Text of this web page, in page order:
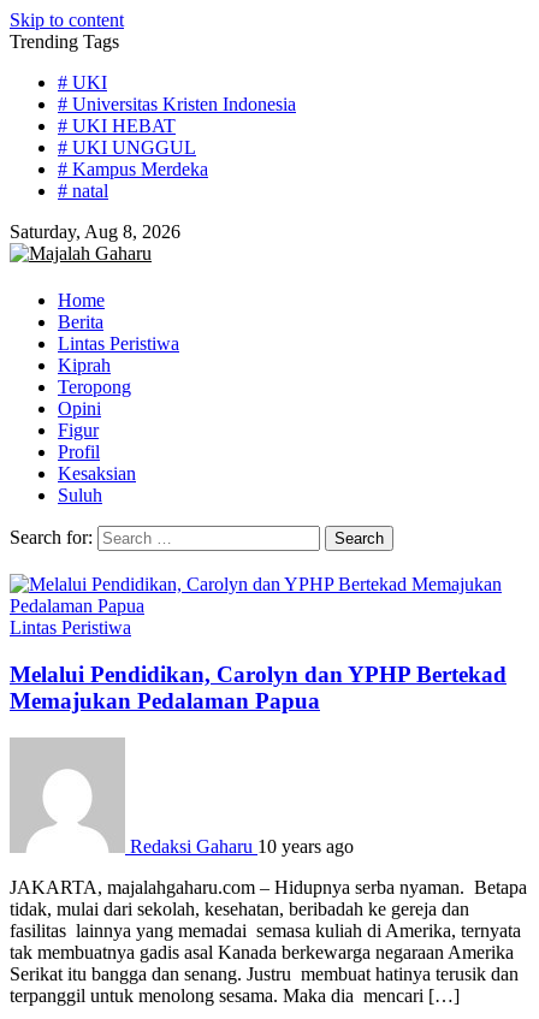
Skip to content
Trending Tags
# UKI
# Universitas Kristen Indonesia
# UKI HEBAT
# UKI UNGGUL
# Kampus Merdeka
# natal
Saturday, Aug 8, 2026
Home
Berita
Lintas Peristiwa
Kiprah
Teropong
Opini
Figur
Profil
Kesaksian
Suluh
Search for:
Lintas Peristiwa
Melalui Pendidikan, Carolyn dan YPHP Bertekad
Memajukan Pedalaman Papua
Redaksi Gaharu 10 years ago
JAKARTA, majalahgaharu.com – Hidupnya serba nyaman. Betapa
tidak, mulai dari sekolah, kesehatan, beribadah ke gereja dan
fasilitas lainnya yang memadai semasa kuliah di Amerika, ternyata
tak membuatnya gadis asal Kanada berkewarga negaraan Amerika
Serikat itu bangga dan senang. Justru membuat hatinya terusik dan
terpanggil untuk menolong sesama. Maka dia mencari […]